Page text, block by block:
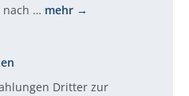
nach … mehr
Dritter zur